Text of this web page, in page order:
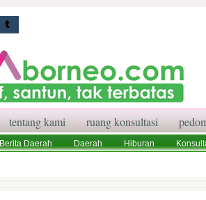
tentang kami ruang konsultasi
Berita Daerah Daerah Hiburan